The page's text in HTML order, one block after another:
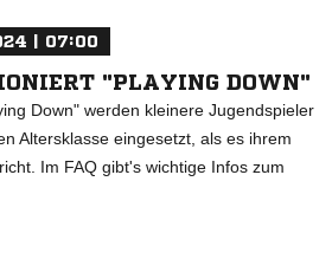
| 07:00
"PLAYING DOWN"
Down" werden kleinere Jugendspieler
Altersklasse eingesetzt, als es ihrem
Im FAQ gibt's wichtige Infos zum